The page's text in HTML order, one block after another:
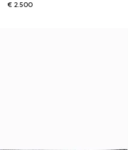
€ 2.500